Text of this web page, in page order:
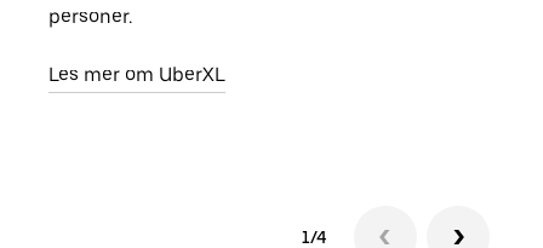
personer.
Les mer om UberXL
1/4